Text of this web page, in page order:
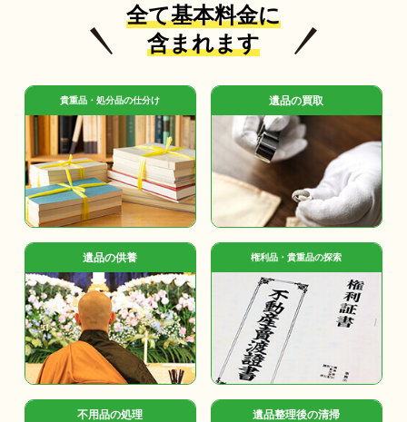
全て基本料金に
含まれます
貴重品・処分品の仕分け 遺品の買取
遺品の供養 権利品・貴重品の探索
不用品の処理 遺品整理後の清掃